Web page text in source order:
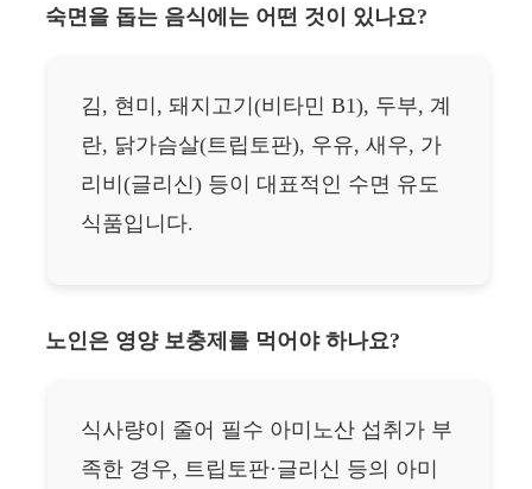
숙면을 돕는 음식에는 어떤 것이 있나요?
김, 현미, 돼지고기(비타민 B1), 두부, 계
란, 닭가슴살(트립토판), 우유, 새우, 가
리비(글리신) 등이 대표적인 수면 유도
식품입니다.
노인은 영양 보충제를 먹어야 하나요?
식사량이 줄어 필수 아미노산 섭취가 부
족한 경우, 트립토판·글리신 등의 아미